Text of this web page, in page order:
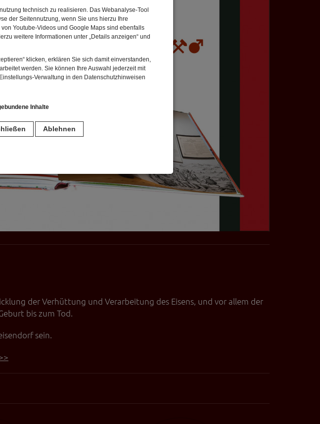
technisch zu realisieren. Das Webanalyse-Tool
der Seitennutzung, wenn Sie uns hierzu Ihre
Youtube-Videos und Google Maps sind ebenfalls
weitere Informationen unter „Details anzeigen“ und
klicken, erklären Sie sich damit einverstanden,
werden. Sie können Ihre Auswahl jederzeit mit
Verwaltung in den Datenschutzhinweisen
Inhalte
Ablehnen
Hierbei werden keinerlei personenbezogenen Daten
diese gekürzt wird und nicht mehr Ihrem Besuch
Wir nutzen YouTube im erweiterten
Das können Kartendienste wie z.B. Google Maps
der Verhüttung und Verarbeitung des Eisens, und vor allem der
bis zum Tod.
sein.